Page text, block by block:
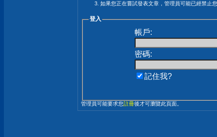
如果您正在嘗試發表文章，管理員可能已經禁止
登入
帳戶:
密碼:
記住我?
管理員可能要求您註冊後才可瀏覽此頁面。